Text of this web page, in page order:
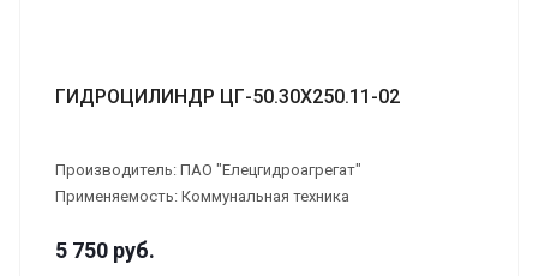
ГИДРОЦИЛИНДР ЦГ-50.30Х250.11-02
Производитель: ПАО "Елецгидроагрегат"
Применяемость: Коммунальная техника
5 750 руб.